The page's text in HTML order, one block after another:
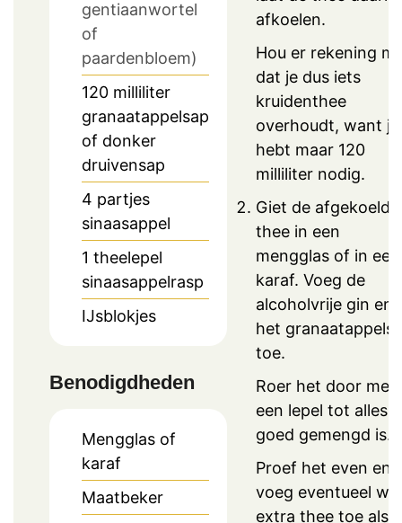
gentiaanwortel
of
paardenbloem)
120 milliliter
granaatappelsap
of donker
druivensap
4 partjes
sinaasappel
1 theelepel
sinaasappelrasp
IJsblokjes
Benodigdheden
Mengglas of
karaf
Maatbeker
afkoelen.
Hou er rekening
dat je dus iets
kruidenthee
overhoudt, want je
hebt maar 120
milliliter nodig.
Giet de afgekoelde
thee in een
mengglas of in een
karaf. Voeg de
alcoholvrije gin en
het
toe.
Roer het door met
een lepel tot alles
goed gemengd is.
Proef het even en
voeg eventueel
extra thee toe als